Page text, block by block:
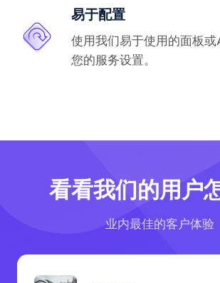
易于配置
使用我们易于使用的面板
您的服务设置。
看看我们的用户
业内最佳的客户体验